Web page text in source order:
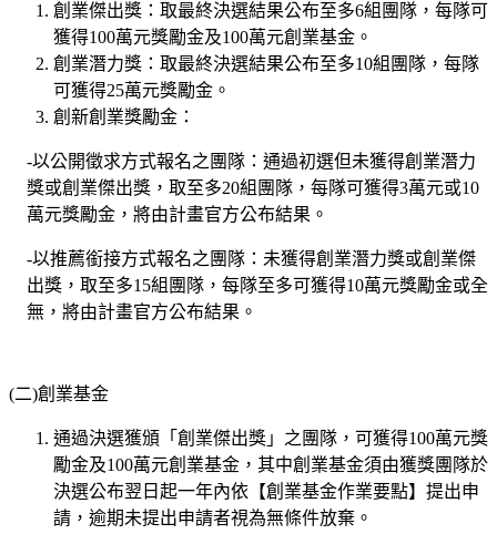
創業傑出獎：取最終決選結果公布至多6組團隊，每隊可
獲得100萬元獎勵金及100萬元創業基金。
創業潛力獎：取最終決選結果公布至多10組團隊，每隊
可獲得25萬元獎勵金。
創新創業獎勵金：
-以公開徵求方式報名之團隊：通過初選但未獲得創業潛力
獎或創業傑出獎，取至多20組團隊，每隊可獲得3萬元或10
萬元獎勵金，將由計畫官方公布結果。
-以推薦銜接方式報名之團隊：未獲得創業潛力獎或創業傑
出獎，取至多15組團隊，每隊至多可獲得10萬元獎勵金或全
無，將由計畫官方公布結果。
(二)創業基金
通過決選獲頒「創業傑出獎」之團隊，可獲得100萬元獎
勵金及100萬元創業基金，其中創業基金須由獲獎團隊於
決選公布翌日起一年內依【創業基金作業要點】提出申
請，逾期未提出申請者視為無條件放棄。